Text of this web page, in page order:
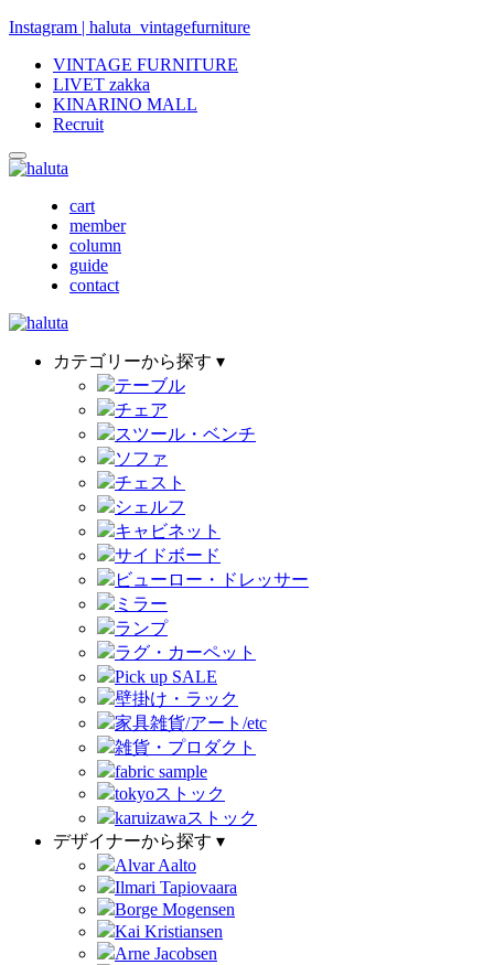
Instagram | haluta_vintagefurniture
VINTAGE FURNITURE
LIVET zakka
KINARINO MALL
Recruit
cart
member
column
guide
contact
カテゴリーから探す ▾
テーブル
チェア
スツール・ベンチ
ソファ
チェスト
シェルフ
キャビネット
サイドボード
ビューロー・ドレッサー
ミラー
ランプ
ラグ・カーペット
Pick up SALE
壁掛け・ラック
家具雑貨/アート/etc
雑貨・プロダクト
fabric sample
tokyoストック
karuizawaストック
デザイナーから探す ▾
Alvar Aalto
Ilmari Tapiovaara
Borge Mogensen
Kai Kristiansen
Arne Jacobsen